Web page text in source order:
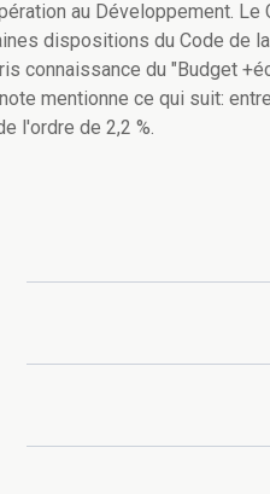
au Développement.
dispositions du Code de
connaissance du "Budget
mentionne ce qui suit:
l'ordre de 2,2 %.